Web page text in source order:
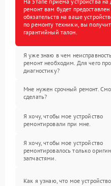
ремонт вам будет
обязательств на ваше
по ремонту техники, вы
гарантийный талон.
Я уже знаю в чем
ремонт необходим. Для чего
диагностику?
Мне нужен срочный ремонт.
сделать?
Я хочу, чтобы мое устройство
ремонтировали при мне.
Я хочу, чтобы мое устройство
ремонтировалось только
запчастями.
Как я узнаю, что мое